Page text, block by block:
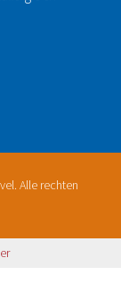
Alle rechten